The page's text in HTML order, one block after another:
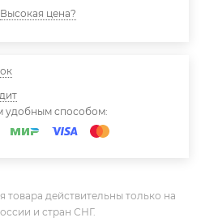
Высокая цена?
удобным способом:
товара действительны только на
и стран СНГ.